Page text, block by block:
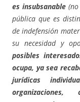
es insubsanable(no
pública que es
de indefensión
su necesidad y
posibles
ocupa, ya sea
jurídicas